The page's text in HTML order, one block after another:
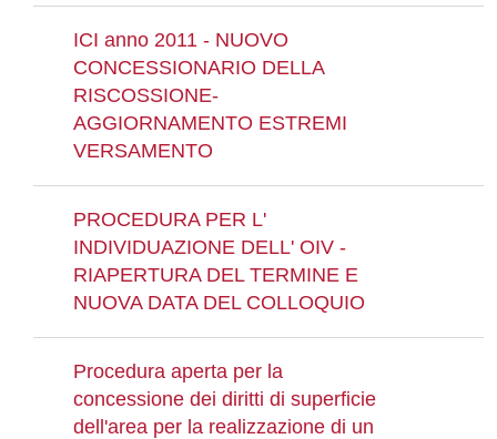
ICI anno 2011 - NUOVO
CONCESSIONARIO DELLA
RISCOSSIONE-
AGGIORNAMENTO ESTREMI
VERSAMENTO
PROCEDURA PER L'
INDIVIDUAZIONE DELL' OIV -
RIAPERTURA DEL TERMINE E
NUOVA DATA DEL COLLOQUIO
Procedura aperta per la
concessione dei diritti di superficie
dell'area per la realizzazione di un